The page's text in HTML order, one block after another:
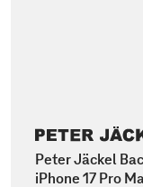
Peter Jäckel
iPhone 17 Pro